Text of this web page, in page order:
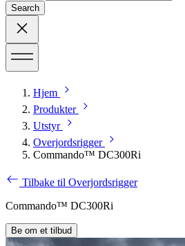
Search
Hjem
Produkter
Utstyr
Overjordsrigger
Commando™ DC300Ri
Tilbake til Overjordsrigger
Commando™ DC300Ri
Be om et tilbud